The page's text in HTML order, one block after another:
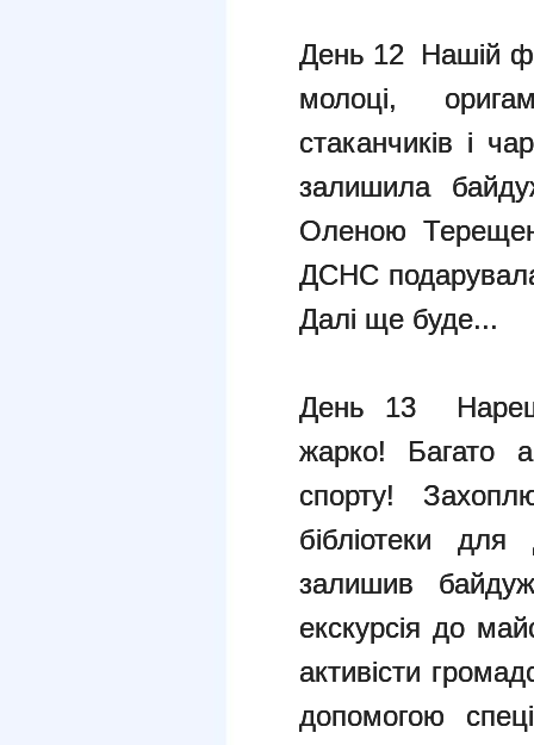
День 12 Нашій
молоці,
стаканчиків і
залишила
Оленою
ДСНС
Далі ще буде...
День 13
жарко! Багато
спорту!
бібліотеки
залишив
екскурсія до
активісти
допомогою